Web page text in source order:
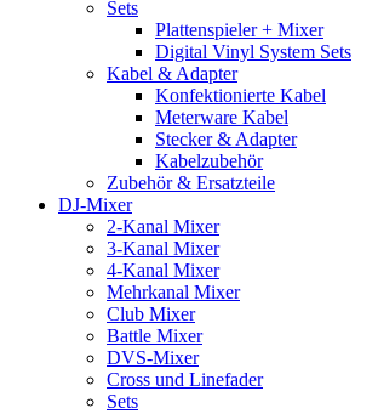
Sets
Plattenspieler + Mixer
Digital Vinyl System Sets
Kabel & Adapter
Konfektionierte Kabel
Meterware Kabel
Stecker & Adapter
Kabelzubehör
Zubehör & Ersatzteile
DJ-Mixer
2-Kanal Mixer
3-Kanal Mixer
4-Kanal Mixer
Mehrkanal Mixer
Club Mixer
Battle Mixer
DVS-Mixer
Cross und Linefader
Sets